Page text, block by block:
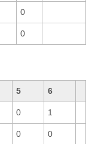
0
0
5 6
0 1
0 0